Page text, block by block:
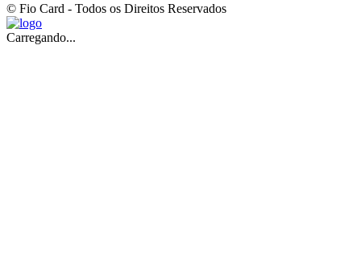
© Fio Card - Todos os Direitos Reservados
Carregando...